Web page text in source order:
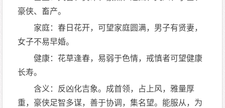
豪侠、畜产。
家庭：春日花开，可望家庭圆满，男子有贤妻，
女子不易早婚。
健康：花草逢春，易弱于色情，戒慎者可望健康
长寿。
含义：反凶化吉象。成首领，占上风，雅量厚
重，豪侠足智多谋，善于协调，集名望。能服从，为